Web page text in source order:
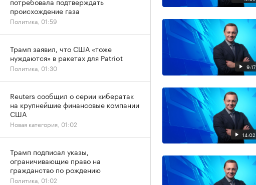
9:17
14:02
происхождение газа
Политика, 01:59
Трамп заявил, что США «тоже
нуждаются» в ракетах для Patriot
Политика, 01:30
Reuters сообщил о серии кибератак
на крупнейшие финансовые компании
США
Новая категория, 01:02
Трамп подписал указы,
ограничивающие право на
гражданство по рождению
Политика, 01:02